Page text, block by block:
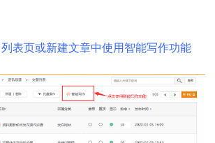
表页或新建文章中使用智能写作功能